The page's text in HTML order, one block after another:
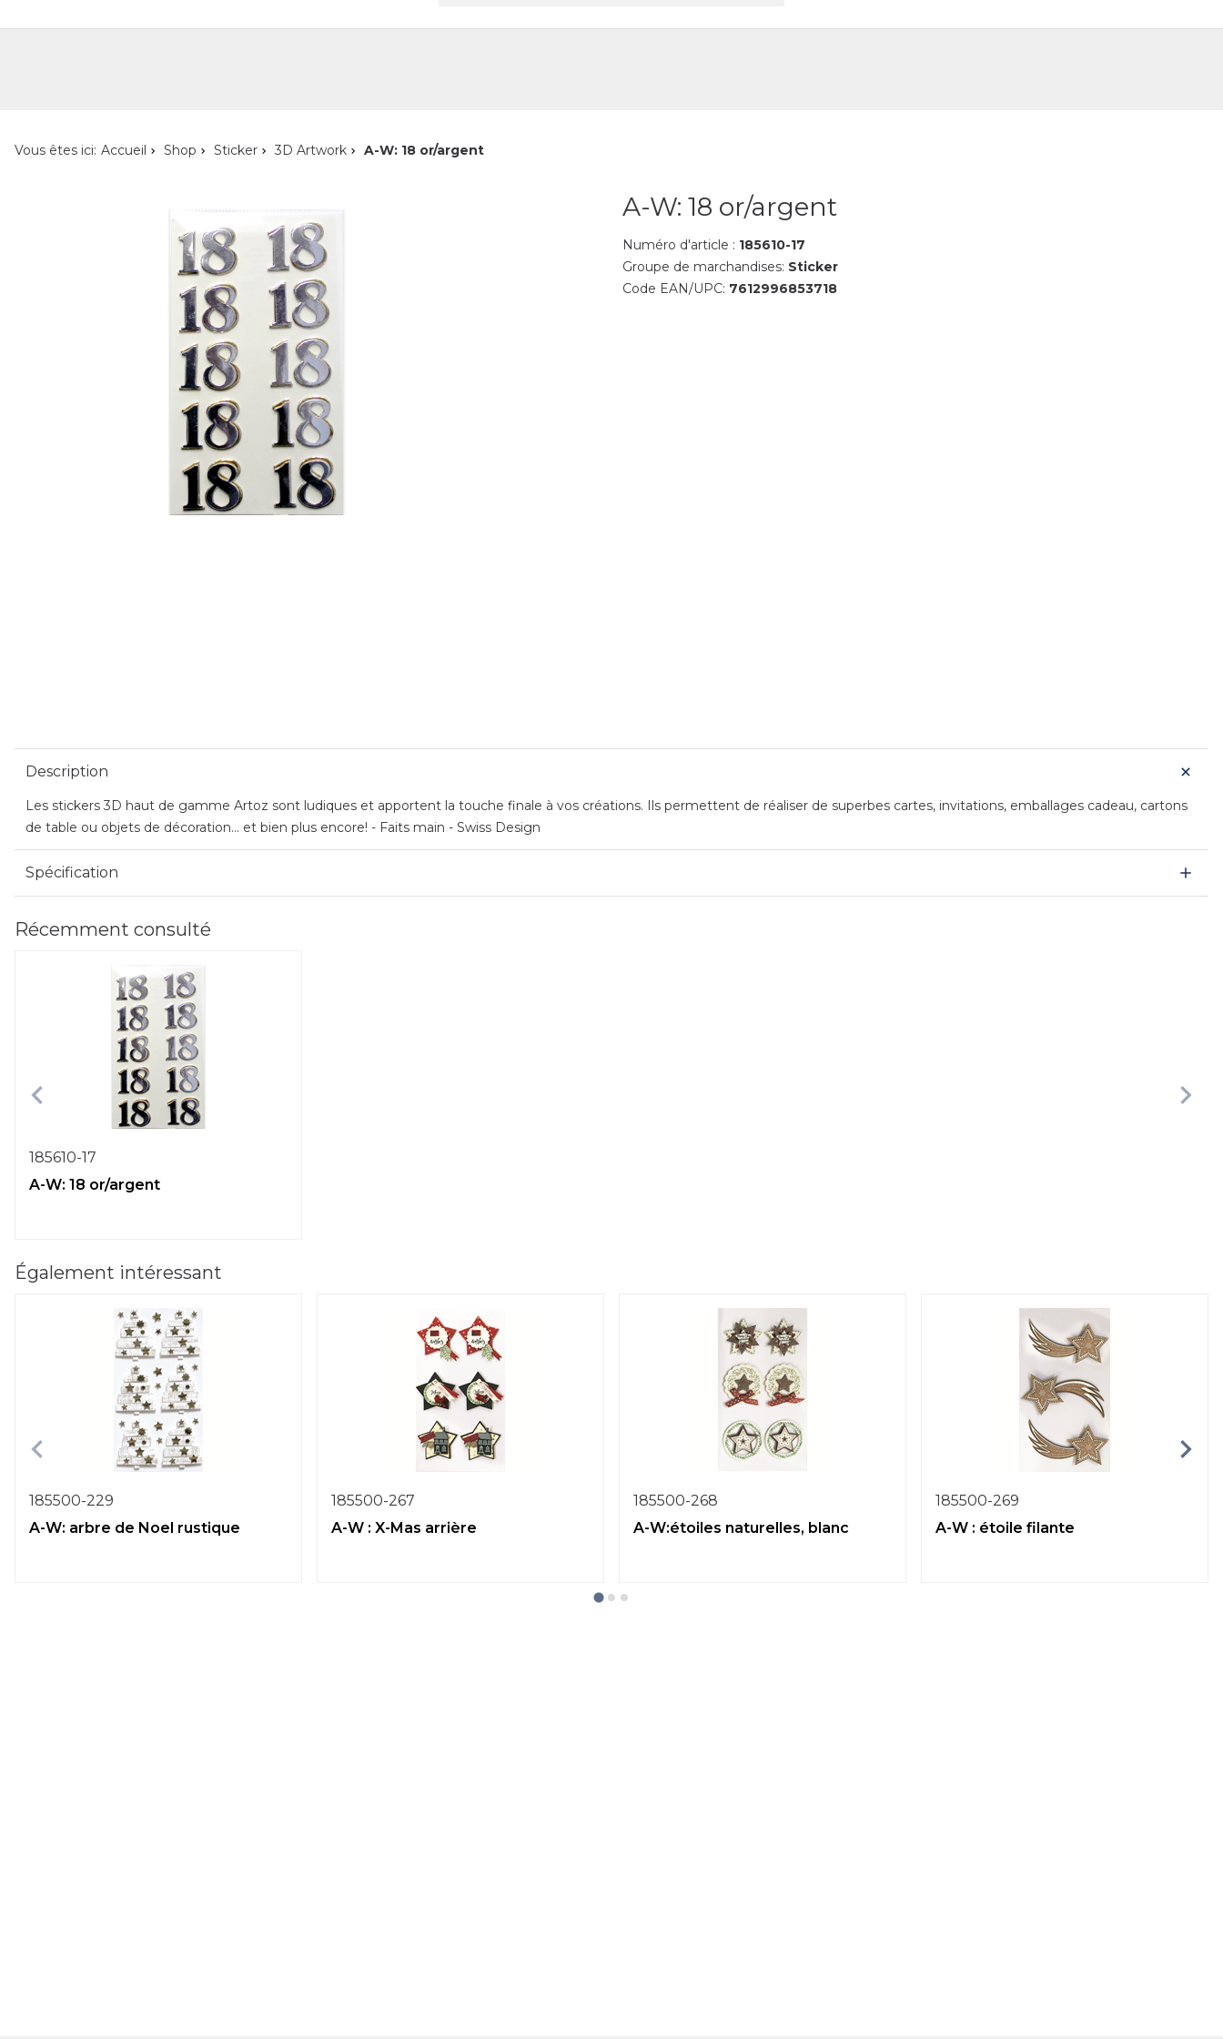
Vous êtes ici: Accueil Shop Sticker 3D Artwork A-W: 18 or/argent
A-W: 18 or/argent
Numéro d'article : 185610-17
Groupe de marchandises: Sticker
Code EAN/UPC: 7612996853718
Description
Les stickers 3D haut de gamme Artoz sont ludiques et apportent la touche finale à vos créations. Ils permettent de réaliser de superbes cartes, invitations, emballages cadeau, cartons
de table ou objets de décoration... et bien plus encore! - Faits main - Swiss Design
Spécification
Récemment consulté
185610-17
A-W: 18 or/argent
Également intéressant
185500-229
A-W: arbre de Noel rustique
185500-267
A-W : X-Mas arrière
185500-268
A-W:étoiles naturelles, blanc
185500-269
A-W : étoile filante